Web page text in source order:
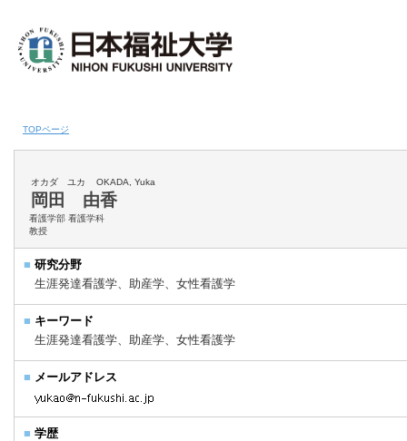
TOPページ
オカダ ユカ OKADA, Yuka
岡田 由香
看護学部 看護学科
教授
■ 研究分野
生涯発達看護学、助産学、女性看護学
■ キーワード
生涯発達看護学、助産学、女性看護学
■ メールアドレス
■ 学歴